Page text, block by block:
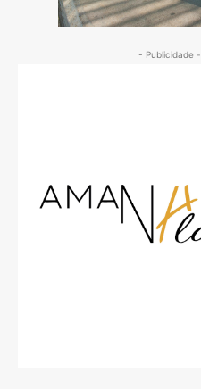
- Publicidade -